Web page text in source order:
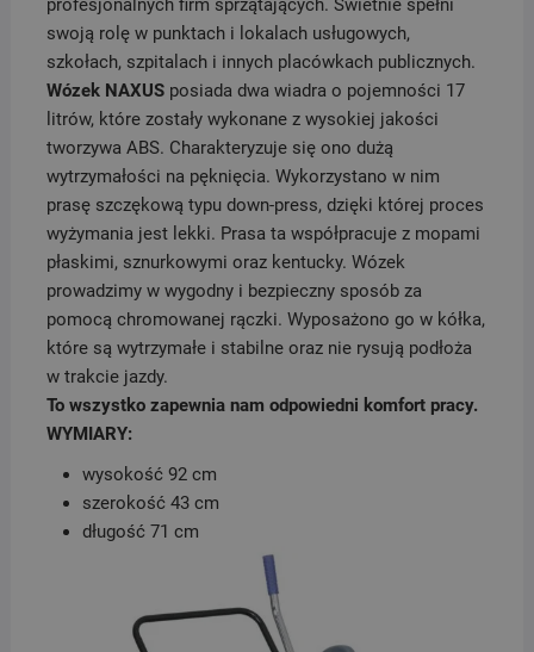
swoją rolę w punktach i lokalach usługowych,
szkołach, szpitalach i innych placówkach publicznych.
Wózek NAXUSposiada dwa wiadra o pojemności 17
litrów, które zostały wykonane z wysokiej jakości
tworzywa ABS. Charakteryzuje się ono dużą
wytrzymałości na pęknięcia. Wykorzystano w nim
prasę szczękową typu down-press, dzięki której proces
wyżymania jest lekki. Prasa ta współpracuje z mopami
płaskimi, sznurkowymi oraz kentucky. Wózek
prowadzimy w wygodny i bezpieczny sposób za
pomocą chromowanej rączki. Wyposażono go w kółka,
które są wytrzymałe i stabilne oraz nie rysują podłoża
w trakcie jazdy.
To wszystko zapewnia nam odpowiedni komfort pracy.
WYMIARY:
wysokość 92 cm
szerokość 43 cm
długość 71 cm